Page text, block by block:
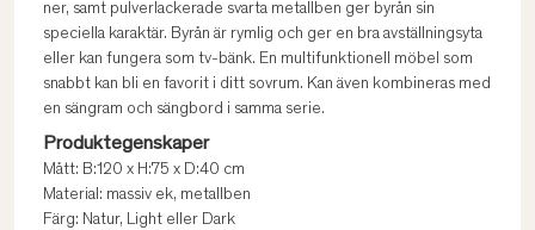
ner, samt pulverlackerade svarta metallben ger byrån sin
speciella karaktär. Byrån är rymlig och ger en bra avställningsyta
eller kan fungera som tv-bänk. En multifunktionell möbel som
snabbt kan bli en favorit i ditt sovrum. Kan även kombineras med
en sängram och sängbord i samma serie.
Produktegenskaper
Mått: B:120 x H:75 x D:40 cm
Material: massiv ek, metallben
Färg: Natur, Light eller Dark